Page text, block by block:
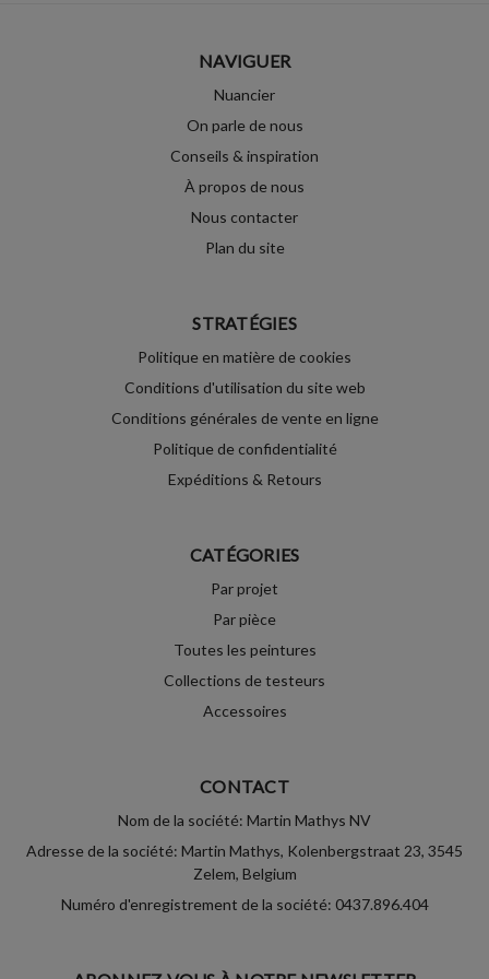
NAVIGUER
Nuancier
On parle de nous
Conseils & inspiration
À propos de nous
Nous contacter
Plan du site
STRATÉGIES
Politique en matière de cookies
Conditions d'utilisation du site web
Conditions générales de vente en ligne
Politique de confidentialité
Expéditions & Retours
CATÉGORIES
Par projet
Par pièce
Toutes les peintures
Collections de testeurs
Accessoires
CONTACT
Nom de la société: Martin Mathys NV
Adresse de la société: Martin Mathys, Kolenbergstraat 23, 3545
Zelem, Belgium
Numéro d'enregistrement de la société: 0437.896.404